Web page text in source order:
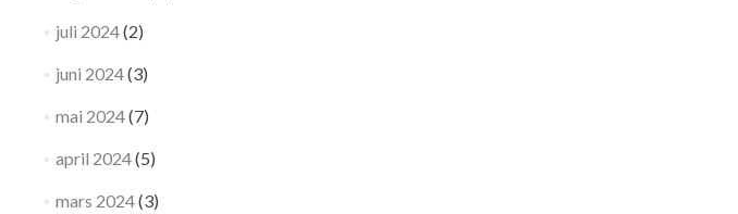
juli 2024(2)
juni 2024(3)
mai 2024(7)
april 2024(5)
mars 2024(3)